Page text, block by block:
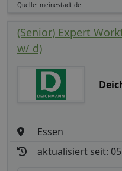
Quelle: meinestadt.de
(Senior) Expert
w/ d)
Essen
aktualisiert seit: